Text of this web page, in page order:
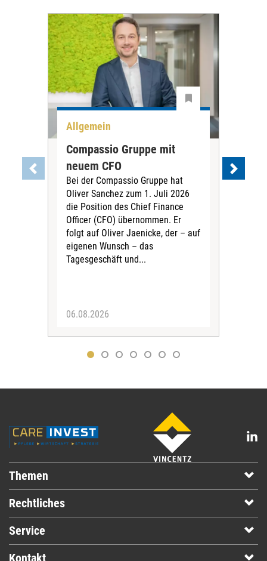
Allgemein
Compassio Gruppe mit
neuem CFO
Bei der Compassio Gruppe hat
Oliver Sanchez zum 1. Juli 2026
die Position des Chief Finance
Officer (CFO) übernommen. Er
folgt auf Oliver Jaenicke, der – auf
eigenen Wunsch – das
Tagesgeschäft und...
06.08.2026
Themen
Rechtliches
Service
Kontakt